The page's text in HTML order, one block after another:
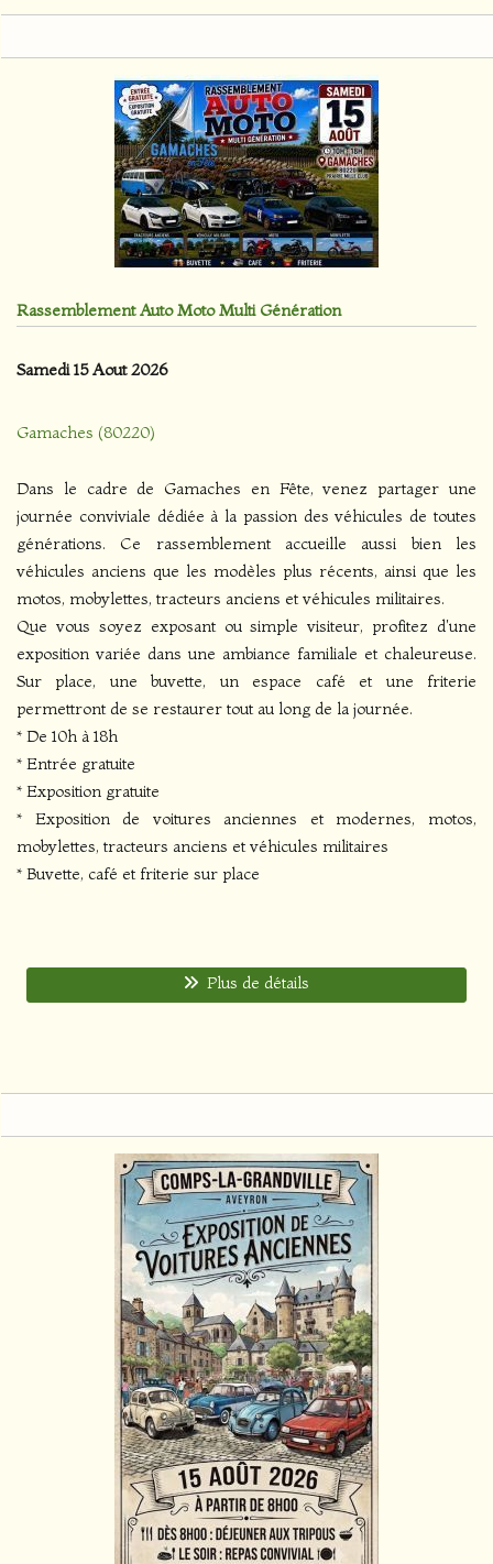
Rassemblement Auto Moto Multi Génération
Samedi 15 Aout 2026
Gamaches (80220)
Dans le cadre de Gamaches en Fête, venez partager une
journée conviviale dédiée à la passion des véhicules de toutes
générations. Ce rassemblement accueille aussi bien les
véhicules anciens que les modèles plus récents, ainsi que les
motos, mobylettes, tracteurs anciens et véhicules militaires.
Que vous soyez exposant ou simple visiteur, profitez d'une
exposition variée dans une ambiance familiale et chaleureuse.
Sur place, une buvette, un espace café et une friterie
permettront de se restaurer tout au long de la journée.
* De 10h à 18h
* Entrée gratuite
* Exposition gratuite
* Exposition de voitures anciennes et modernes, motos,
mobylettes, tracteurs anciens et véhicules militaires
* Buvette, café et friterie sur place
Plus de détails